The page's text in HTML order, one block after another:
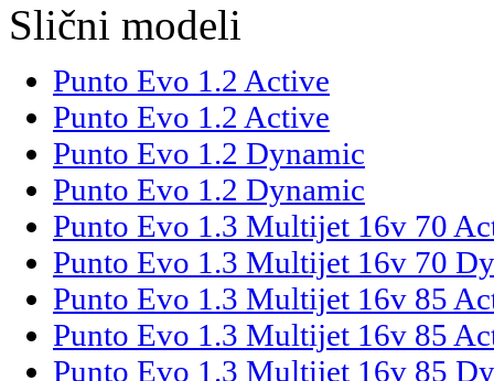
Slični modeli
Punto Evo 1.2 Active
Punto Evo 1.2 Active
Punto Evo 1.2 Dynamic
Punto Evo 1.2 Dynamic
Punto Evo 1.3 Multijet 16v 70
Punto Evo 1.3 Multijet 16v 70
Punto Evo 1.3 Multijet 16v 85
Punto Evo 1.3 Multijet 16v 85
Punto Evo 1.3 Multijet 16v 85